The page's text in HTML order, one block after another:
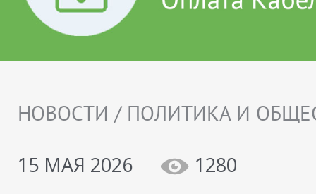
НОВОСТИ / ПОЛИТИКА И
15 МАЯ 2026
1280